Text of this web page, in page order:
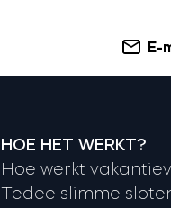
E-
HOE HET WERKT?
Hoe werkt
Tedee slimme